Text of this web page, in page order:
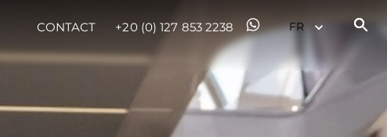
CONTACT +20 (0) 127 853 2238